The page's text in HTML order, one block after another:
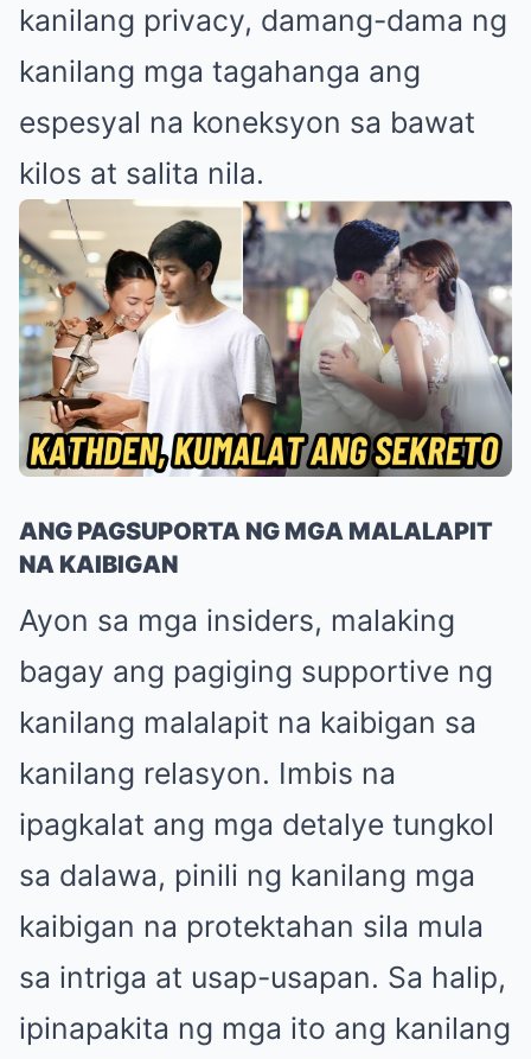
kanilang privacy, damang-dama ng
kanilang mga tagahanga ang
espesyal na koneksyon sa bawat
kilos at salita nila.
ANG PAGSUPORTA NG MGA MALALAPIT
NA KAIBIGAN
Ayon sa mga insiders, malaking
bagay ang pagiging supportive ng
kanilang malalapit na kaibigan sa
kanilang relasyon. Imbis na
ipagkalat ang mga detalye tungkol
sa dalawa, pinili ng kanilang mga
kaibigan na protektahan sila mula
sa intriga at usap-usapan. Sa halip,
ipinapakita ng mga ito ang kanilang